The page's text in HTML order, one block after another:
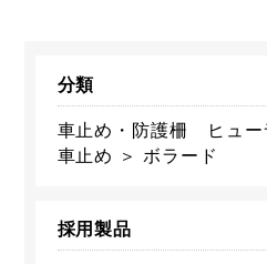
分類
車止め・防護柵 ヒュー
車止め ＞ ボラード
採用製品